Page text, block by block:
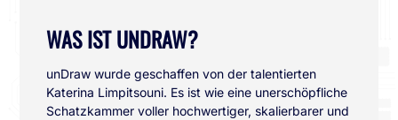
WAS IST UNDRAW?
unDraw wurde geschaffen von der talentierten
Katerina Limpitsouni. Es ist wie eine unerschöpfliche
Schatzkammer voller hochwertiger, skalierbarer und